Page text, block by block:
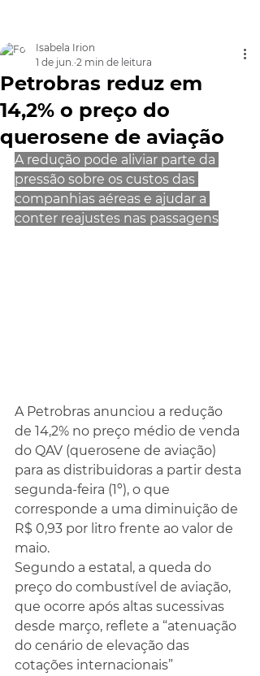
Petrobras reduz em
14,2% o preço do
querosene de aviação
Isabela Irion
1 de jun. 2 min de leitura
A redução pode aliviar parte da
pressão sobre os custos das
companhias aéreas e ajudar a
conter reajustes nas passagens
A Petrobras anunciou a redução
de 14,2% no preço médio de venda
do QAV (querosene de aviação)
para as distribuidoras a partir desta
segunda-feira (1º), o que
corresponde a uma diminuição de
R$ 0,93 por litro frente ao valor de
maio.
Segundo a estatal, a queda do
preço do combustível de aviação,
que ocorre após altas sucessivas
desde março, reflete a “atenuação
do cenário de elevação das
cotações internacionais”